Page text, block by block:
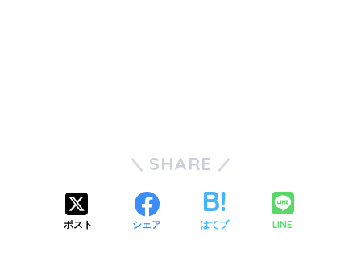
SHARE
ポスト シェア はてブ LINE